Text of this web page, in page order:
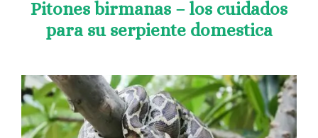
Pitones birmanas – los cuidados
para su serpiente domestica